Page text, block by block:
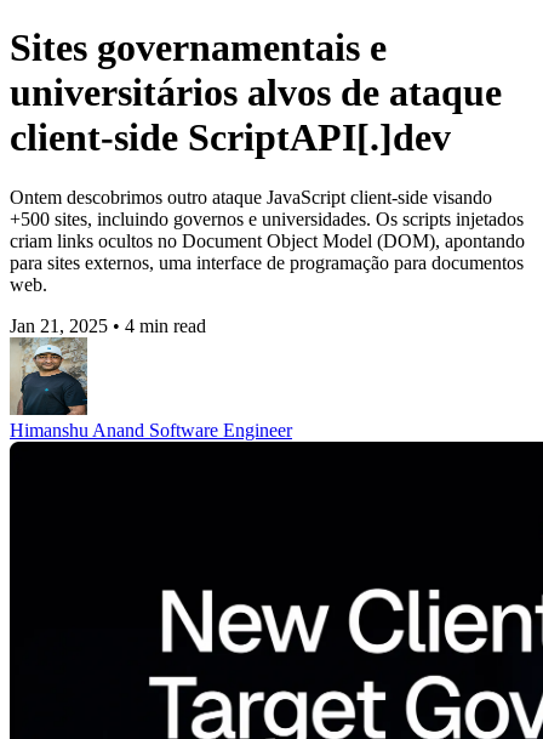
Sites governamentais e
universitários alvos de ataque
client-side ScriptAPI[.]dev
Ontem descobrimos outro ataque JavaScript client-side visando
+500 sites, incluindo governos e universidades. Os scripts injetados
criam links ocultos no Document Object Model (DOM), apontando
para sites externos, uma interface de programação para documentos
web.
Jan 21, 2025 • 4 min read
Himanshu Anand Software Engineer